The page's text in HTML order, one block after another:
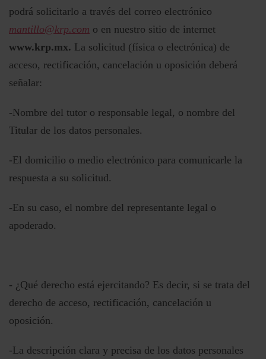
podrá solicitarlo a través del correo electrónico
mantillo@krp.com o en nuestro sitio de internet
www.krp.mx. La solicitud (física o electrónica) de
acceso, rectificación, cancelación u oposición deberá
señalar:
-Nombre del tutor o responsable legal, o nombre del
Titular de los datos personales.
-El domicilio o medio electrónico para comunicarle la
respuesta a su solicitud.
-En su caso, el nombre del representante legal o
apoderado.
- ¿Qué derecho está ejercitando? Es decir, si se trata del
derecho de acceso, rectificación, cancelación u
oposición.
-La descripción clara y precisa de los datos personales